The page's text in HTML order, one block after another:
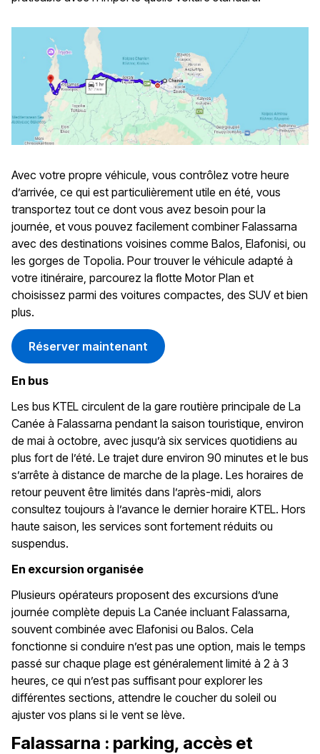
Avec votre propre véhicule, vous contrôlez votre heure
d’arrivée, ce qui est particulièrement utile en été, vous
transportez tout ce dont vous avez besoin pour la
journée, et vous pouvez facilement combiner Falassarna
avec des destinations voisines comme Balos, Elafonisi, ou
les gorges de Topolia. Pour trouver le véhicule adapté à
votre itinéraire, parcourez la flotte Motor Plan et
choisissez parmi des voitures compactes, des SUV et bien
plus.
Réserver maintenant
En bus
Les bus KTEL circulent de la gare routière principale de La
Canée à Falassarna pendant la saison touristique, environ
de mai à octobre, avec jusqu’à six services quotidiens au
plus fort de l’été. Le trajet dure environ 90 minutes et le bus
s’arrête à distance de marche de la plage. Les horaires de
retour peuvent être limités dans l’après-midi, alors
consultez toujours à l’avance le dernier horaire KTEL. Hors
haute saison, les services sont fortement réduits ou
suspendus.
En excursion organisée
Plusieurs opérateurs proposent des excursions d’une
journée complète depuis La Canée incluant Falassarna,
souvent combinée avec Elafonisi ou Balos. Cela
fonctionne si conduire n’est pas une option, mais le temps
passé sur chaque plage est généralement limité à 2 à 3
heures, ce qui n’est pas suffisant pour explorer les
différentes sections, attendre le coucher du soleil ou
ajuster vos plans si le vent se lève.
Falassarna : parking, accès et